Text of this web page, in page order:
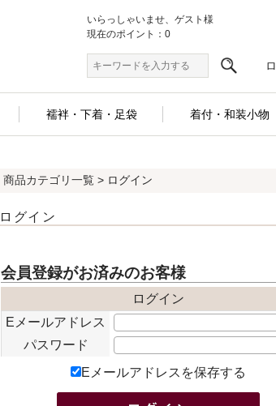
いらっしゃいませ、ゲスト様
現在のポイント：0
襦袢・下着・足袋 着付・和装小物
商品カテゴリ一覧 > ログイン
ログイン
会員登録がお済みのお客様
ログイン
Eメールアドレス
パスワード
Eメールアドレスを保存する